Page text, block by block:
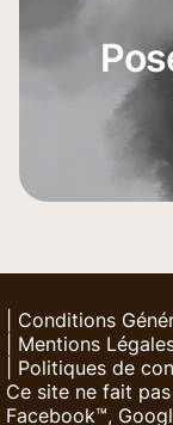
Conditions
Mentions
Politiques de
Ce site ne fait
Facebook™,